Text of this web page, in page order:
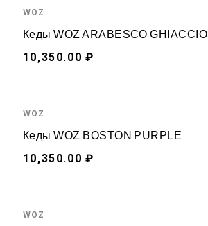
WOZ
Кеды WOZ ARABESCO GHIACCIO
10,350.00 ₽
WOZ
Кеды WOZ BOSTON PURPLE
10,350.00 ₽
WOZ